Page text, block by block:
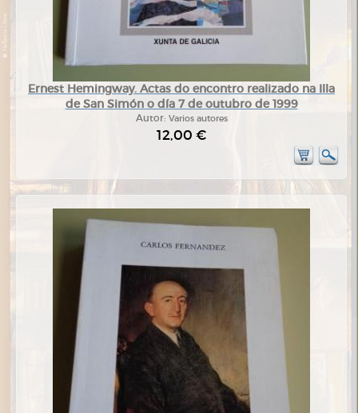
Ernest Hemingway. Actas do encontro realizado na Illa
de San Simón o día 7 de outubro de 1999
Autor: Varios autores
12,00 €